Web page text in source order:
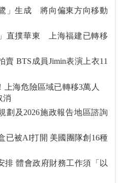
」生成 將向偏東方向移動
直撲華東 上海福建已轉移
衣11
上海危險區域已轉移3萬人
消
劃及2026施政報告地區諮詢
美國團隊創16種
「以